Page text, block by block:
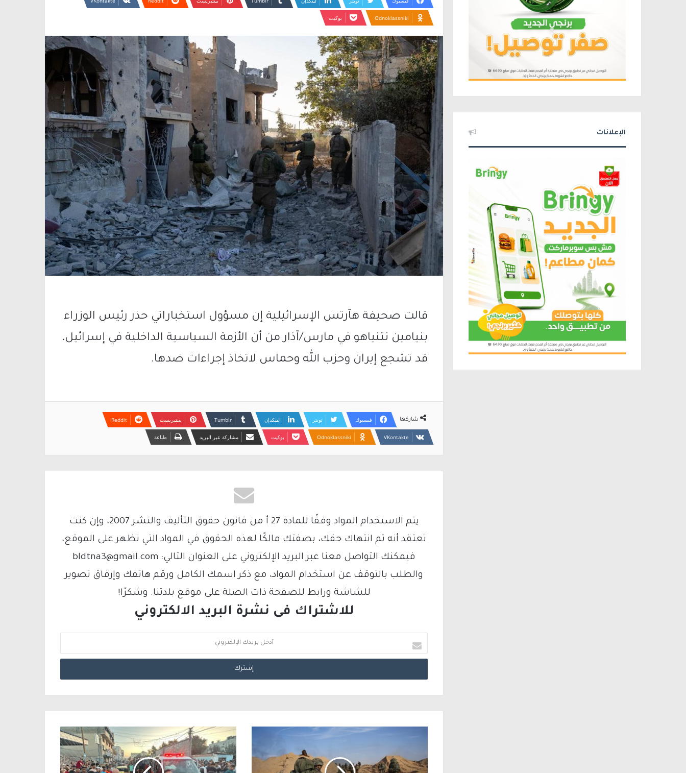
Odnoklassniki بوكيت
قالت صحيفة هآرتس الإسرائيلية إن مسؤول استخباراتي حذر رئيس الوزراء
بنيامين نتنياهو في مارس/آذار من أن الأزمة السياسية الداخلية في إسرائيل،
قد تشجع إيران وحزب الله وحماس لاتخاذ إجراءات ضدها.
شاركها فيسبوك تويتر لينكدإن بينتيريست
Odnoklassniki بوكيت مشاركة عبر البريد طباعة
يتم الاستخدام المواد وفقًا للمادة 27 أ من قانون حقوق التأليف والنشر 2007، وإن كنت
تعتقد أنه تم انتهاك حقك، بصفتك مالكًا لهذه الحقوق في المواد التي تظهر على الموقع،
فيمكنك التواصل معنا عبر البريد الإلكتروني على العنوان التالي: bldtna3@gmail.com
والطلب بالتوقف عن استخدام المواد، مع ذكر اسمك الكامل ورقم هاتفك وإرفاق تصوير
للشاشة ورابط للصفحة ذات الصلة على موقع بلدتنا. وشكرًا!
للاشتراك فى نشرة البريد الالكتروني
د
خ
ل
ب
د
الإعلانات